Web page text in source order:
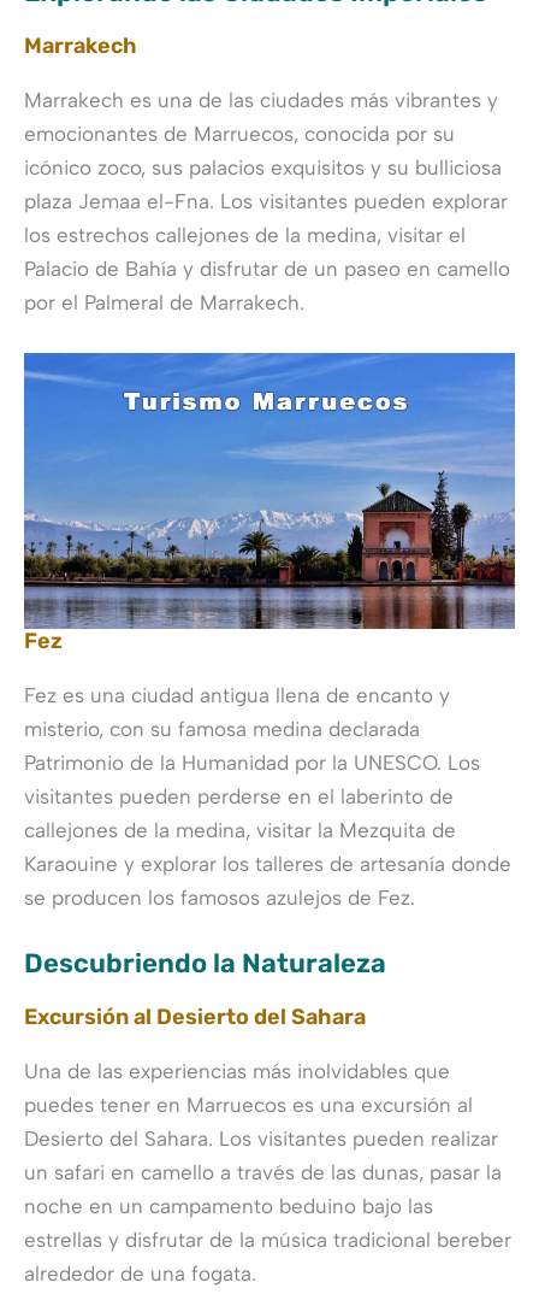
Marrakech
Marrakech es una de las ciudades más vibrantes y
emocionantes de Marruecos, conocida por su
icónico zoco, sus palacios exquisitos y su bulliciosa
plaza Jemaa el-Fna. Los visitantes pueden explorar
los estrechos callejones de la medina, visitar el
Palacio de Bahía y disfrutar de un paseo en camello
por el Palmeral de Marrakech.
Fez
Fez es una ciudad antigua llena de encanto y
misterio, con su famosa medina declarada
Patrimonio de la Humanidad por la UNESCO. Los
visitantes pueden perderse en el laberinto de
callejones de la medina, visitar la Mezquita de
Karaouine y explorar los talleres de artesanía donde
se producen los famosos azulejos de Fez.
Descubriendo la Naturaleza
Excursión al Desierto del Sahara
Una de las experiencias más inolvidables que
puedes tener en Marruecos es una excursión al
Desierto del Sahara. Los visitantes pueden realizar
un safari en camello a través de las dunas, pasar la
noche en un campamento beduino bajo las
estrellas y disfrutar de la música tradicional bereber
alrededor de una fogata.